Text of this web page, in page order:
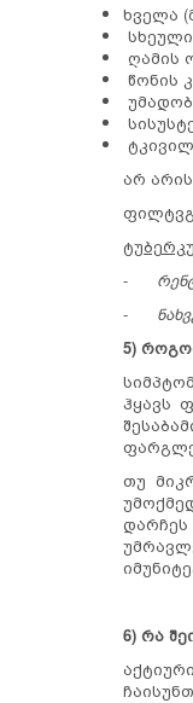
ხველა
ღამის
წონის
არ
-
-
5)
ჰყავს
თუ
6) რა